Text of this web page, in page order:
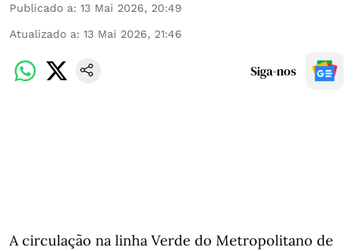
Publicado a: 13 Mai 2026, 20:49
Atualizado a: 13 Mai 2026, 21:46
Siga-nos
A circulação na linha Verde do Metropolitano de